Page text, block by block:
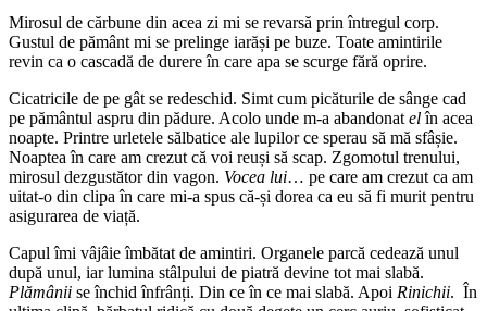
Mirosul de cărbune din acea zi mi se revarsă prin întregul corp.
Gustul de pământ mi se prelinge iarăși pe buze. Toate amintirile
revin ca o cascadă de durere în care apa se scurge fără oprire.
Cicatricile de pe gât se redeschid. Simt cum picăturile de sânge cad
pe pământul aspru din pădure. Acolo unde m-a abandonat elîn acea
noapte. Printre urletele sălbatice ale lupilor ce sperau să mă sfâșie.
Noaptea în care am crezut că voi reuși să scap. Zgomotul trenului,
mirosul dezgustător din vagon. Vocea lui… pe care am crezut ca am
uitat-o din clipa în care mi-a spus că-și dorea ca eu să fi murit pentru
asigurarea de viață.
Capul îmi vâjâie îmbătat de amintiri. Organele parcă cedează unul
după unul, iar lumina stâlpului de piatră devine tot mai slabă.
Plămânii se închid înfrânți. Din ce în ce mai slabă. Apoi Rinichii. În